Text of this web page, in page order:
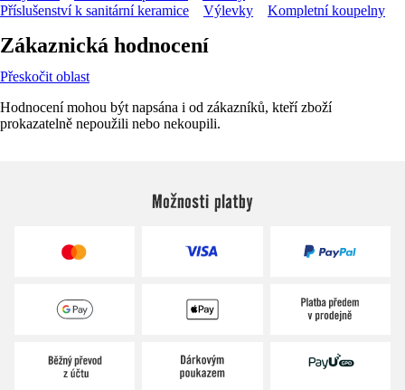
Příslušenství k sanitární keramice
Výlevky Kompletní koupelny
Zákaznická hodnocení
Přeskočit oblast
Hodnocení mohou být napsána i od zákazníků, kteří zboží
prokazatelně nepoužili nebo nekoupili.
Možnosti platby